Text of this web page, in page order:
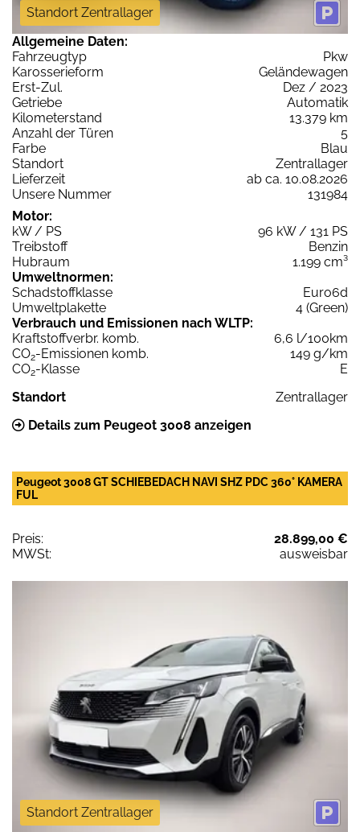
Standort Zentrallager
Allgemeine Daten:
Fahrzeugtyp
Pkw
Karosserieform
Geländewagen
Erst-Zul.
Dez / 2023
Getriebe
Automatik
Kilometerstand
13.379 km
Anzahl der Türen
5
Farbe
Blau
Standort
Zentrallager
Lieferzeit
ab ca. 10.08.2026
Unsere Nummer
131984
Motor:
kW / PS
96 kW / 131 PS
Treibstoff
Benzin
Hubraum
1.199 cm³
Umweltnormen:
Schadstoffklasse
Euro6d
Umweltplakette
4 (Green)
Verbrauch und Emissionen nach WLTP:
Kraftstoffverbr. komb.
6,6 l/100km
CO2-Emissionen komb.
149 g/km
CO2-Klasse
E
Standort
Zentrallager
Details zum Peugeot 3008 anzeigen
Peugeot 3008 GT SCHIEBEDACH NAVI SHZ PDC 360° KAMERA
FUL
Preis:
28.899,00 €
MWSt:
ausweisbar
Standort Zentrallager